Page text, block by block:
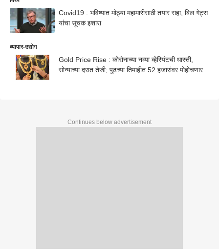
Covid19 : भविष्यात मोठ्या महामारीसाठी तयार राहा, बिल गेट्स
यांचा सूचक इशारा
व्यापार-उद्योग
Gold Price Rise : कोरोनाच्या नव्या व्हेरियंटची धास्ती,
सोन्याच्या दरात तेजी; पुढच्या तिमाहीत 52 हजारांवर पोहोचणार
Continues below advertisement